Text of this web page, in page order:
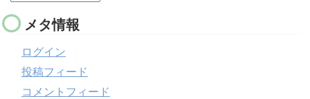
メタ情報
ログイン
投稿フィード
コメントフィード